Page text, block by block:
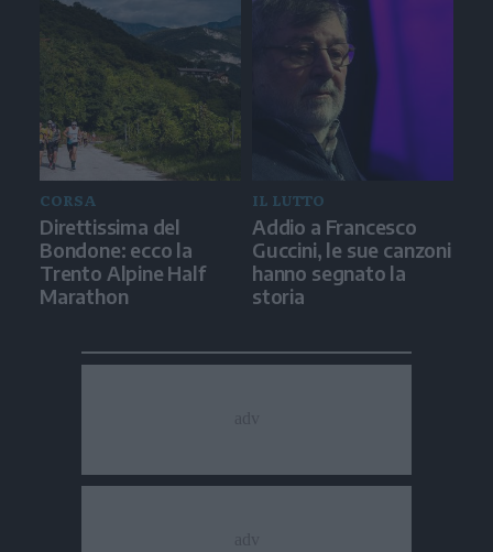
CORSA
Direttissima del
Bondone: ecco la
Trento Alpine Half
Marathon
IL LUTTO
Addio a Francesco
Guccini, le sue canzoni
hanno segnato la
storia